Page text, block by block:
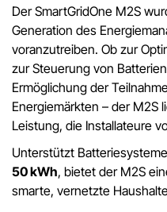
Der SmartGridOne M2S
Generation des
voranzutreiben. Ob zur
zur Steuerung von
Ermöglichung der
Energiemärkten – der M2S
Leistung, die Installateure
Unterstützt
50 kWh, bietet der M2S
smarte, vernetzte